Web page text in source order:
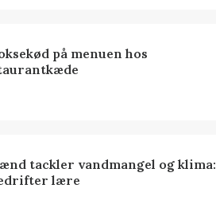
på menuen hos
tackler vandmangel og klima:
lære